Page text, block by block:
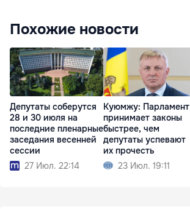
Похожие новости
Депутаты соберутся
28 и 30 июля на
последние пленарные
заседания весенней
сессии
27 Июл. 22:14
Куюмжу: Парламент
принимает законы
быстрее, чем
депутаты успевают
их прочесть
23 Июл. 19:11